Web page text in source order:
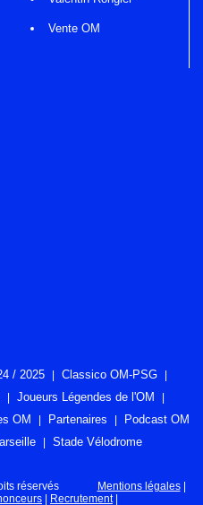
Vente OM
/ 2025
Classico OM-PSG
Joueurs Légendes de l'OM
OM Partenaires
Podcast OM
Stade Vélodrome
réservés Mentions légales|
Recrutement|